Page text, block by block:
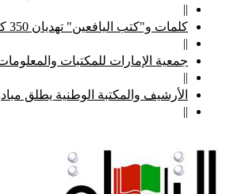
||
كلمات و"كتب اليافعين" تهديان 350 كتاباً لأطفال "الإمارات الإنسانية"
||
جمعية الإمارات للمكتبات
||
الأرشيف والمكتبة الوطنية يطلق
||